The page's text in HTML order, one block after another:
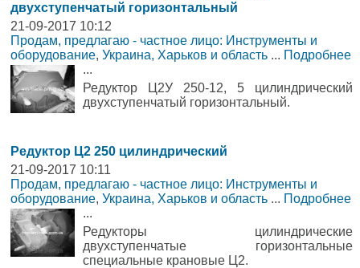
двухступенчатый горизонтальный
21-09-2017 10:12
Продам, предлагаю - частное лицо: Инструменты и
оборудование, Украина, Харьков и область ... Подробнее
...
Редуктор Ц2У 250-12, 5 цилиндрический
двухступенчатый горизонтальный.
Редуктор Ц2 250 цилиндрический
21-09-2017 10:11
Продам, предлагаю - частное лицо: Инструменты и
оборудование, Украина, Харьков и область ... Подробнее
...
Редукторы цилиндрические
двухступенчатые горизонтальные
специальные крановые Ц2.